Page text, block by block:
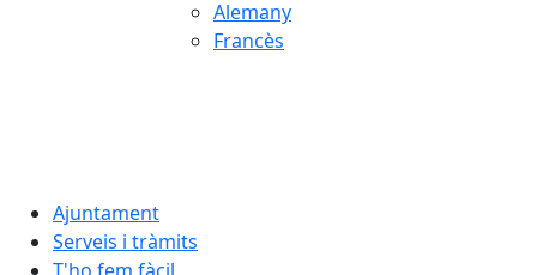
Alemany
Francès
Ajuntament
Serveis i tràmits